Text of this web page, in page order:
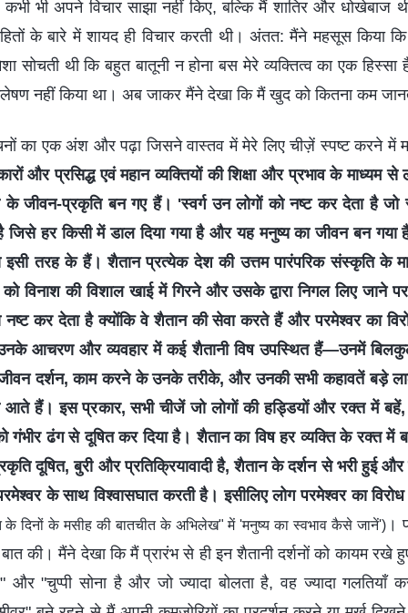
भी अपने विचार साझा नहीं किए, बल्कि मैं शातिर और धोखेबाज
के बारे में शायद ही विचार करती थी। अंतत: मैंने महसूस किया
सोचती थी कि बहुत बातूनी न होना बस मेरे व्यक्तित्व का एक
नहीं किया था। अब जाकर मैंने देखा कि मैं खुद को कितना कम
का एक अंश और पढ़ा जिसने वास्तव में मेरे लिए चीज़ें स्पष्ट करने में
और प्रसिद्ध एवं महान व्यक्तियों की शिक्षा और प्रभाव के माध्यम
के जीवन-प्रकृति बन गए हैं। 'स्वर्ग उन लोगों को नष्ट कर देता है
है जिसे हर किसी में डाल दिया गया है और यह मनुष्य का जीवन बन
तरह के हैं। शैतान प्रत्येक देश की उत्तम पारंपरिक संस्कृति के
विनाश की विशाल खाई में गिरने और उसके द्वारा निगल लिए जाने
नष्ट कर देता है क्योंकि वे शैतान की सेवा करते हैं और परमेश्वर का
आचरण और व्यवहार में कई शैतानी विष उपस्थित हैं—उनमें
दर्शन, काम करने के उनके तरीके, और उनकी सभी कहावतें बड़े
हैं। इस प्रकार, सभी चीजें जो लोगों की हड्डियों और रक्त में
गंभीर ढंग से दूषित कर दिया है। शैतान का विष हर व्यक्ति के रक्त में
दूषित, बुरी और प्रतिक्रियावादी है, शैतान के दर्शन से भरी हुई
के साथ विश्वासघात करती है। इसीलिए लोग परमेश्वर का
दिनों के मसीह की बातचीत के अभिलेख" में 'मनुष्य का स्वभाव कैसे जानें')।
की। मैंने देखा कि मैं प्रारंभ से ही इन शैतानी दर्शनों को कायम रखे
"चुप्पी सोना है और जो ज्यादा बोलता है, वह ज्यादा गलतियाँ